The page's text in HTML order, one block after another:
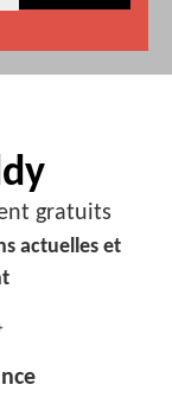
gratuits
actuelles et